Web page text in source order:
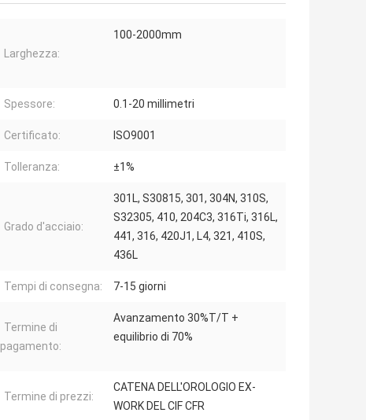
Larghezza:
100-2000mm
Spessore: 0.1-20 millimetri
Certificato: ISO9001
Tolleranza: ±1%
Grado d'acciaio:
301L, S30815, 301, 304N, 310S,
S32305, 410, 204C3, 316Ti, 316L,
441, 316, 420J1, L4, 321, 410S,
436L
Tempi di consegna: 7-15 giorni
Termine di
pagamento:
Avanzamento 30%T/T +
equilibrio di 70%
Termine di prezzi:
CATENA DELL'OROLOGIO EX-
WORK DEL CIF CFR